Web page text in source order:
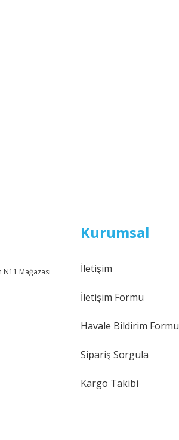
Kurumsal
İletişim
İletişim Formu
Havale Bildirim Formu
Sipariş Sorgula
Kargo Takibi